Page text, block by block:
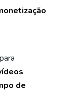
de